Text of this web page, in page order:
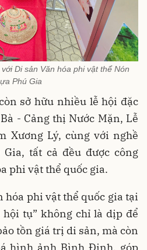
Di sản Văn hóa phi vật thể Nón
Phú Gia
sở hữu nhiều lễ hội đặc
- Cảng thị Nước Mặn, Lễ
Xương Lý, cùng với nghề
tất cả đều được công
phi vật thể quốc gia.
hóa phi vật thể quốc gia tại
tụ” không chỉ là dịp để
tồn giá trị di sản, mà còn